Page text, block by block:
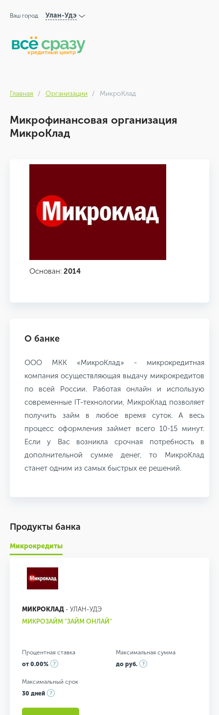
Ваш город Улан-Удэ
Главная Организации МикроКлад
Микрофинансовая организация
МикроКлад
Основан: 2014
О банке
ООО МКК «МикроКлад» - микрокредитная
компания осуществляющая выдачу микрокредитов
по всей России. Работая онлайн и использую
современные IT-технологии, МикроКлад позволяет
получить займ в любое время суток. А весь
процесс оформления займет всего 10-15 минут.
Если у Вас возникла срочная потребность в
дополнительной сумме денег, то МикроКлад
станет одним из самых быстрых ее решений.
Продукты банка
Микрокредиты
МИКРОКЛАД - УЛАН-УДЭ
МИКРОЗАЙМ "ЗАЙМ ОНЛАЙ"
Процентная ставка
от 0.00%
Максимальная сумма
до руб.
Максимальный срок
30 дней